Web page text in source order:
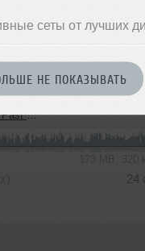
сеты от лучших
НЕ ПОКАЗЫВАТЬ
144 MB, 320
04
Mix (2k24)
24